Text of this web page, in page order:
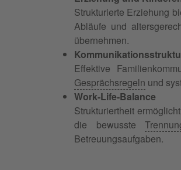
Strukturierte Erziehung
Abläufe und
übernehmen.
Effektive
Gesprächsregeln und
Work-Life-Balance
Strukturiertheit
die bewusste
Betreuungsaufgaben.